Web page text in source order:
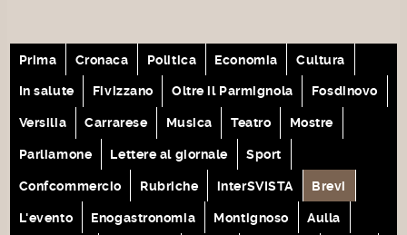
Prima Cronaca Politica Economia Cultura
In salute Fivizzano Oltre il Parmignola Fosdinovo
Versilia Carrarese Musica Teatro Mostre
Parliamone Lettere al giornale Sport
Confcommercio Rubriche interSVISTA Brevi
L'evento Enogastronomia Montignoso Aulla